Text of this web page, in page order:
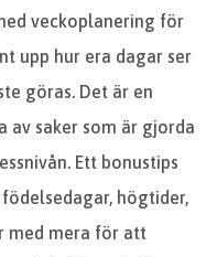
veckoplanering för
upp hur era dagar ser
göras. Det är en
av saker som är gjorda
Ett bonustips
högtider,
med mera för att